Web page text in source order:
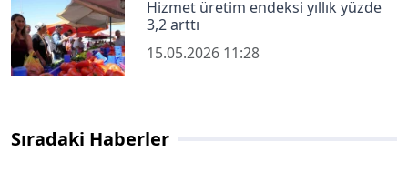
Hizmet üretim endeksi yıllık yüzde
3,2 arttı
15.05.2026 11:28
Sıradaki Haberler